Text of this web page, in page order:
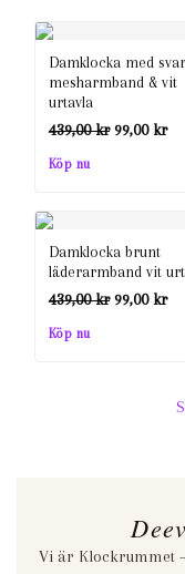
Damklocka med
mesharmband & vit
urtavla
439,00kr Det
439,00 kr.
99,00 krDet
Köp nu
Damklocka brunt
läderarmband vit
439,00kr Det
99,00 krDet
är:
Köp nu
Vi är Klockrummet